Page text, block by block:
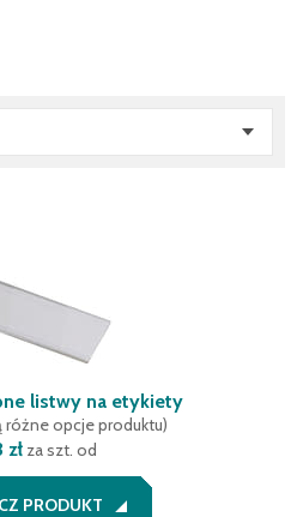
listwy na etykiety
różne opcje produktu)
zł za szt. od
PRODUKT